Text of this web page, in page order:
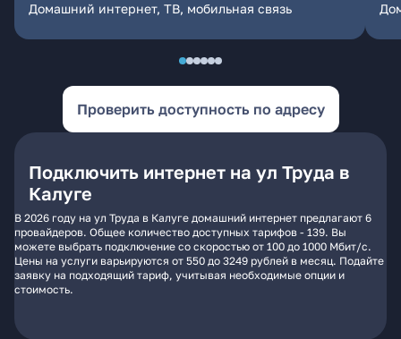
Домашний интернет, ТВ, мобильная связь
Проверить доступность по адресу
Подключить интернет на ул Труда в
Калуге
В 2026 году на ул Труда в Калуге домашний интернет предлагают 6
провайдеров. Общее количество доступных тарифов - 139. Вы
можете выбрать подключение со скоростью от 100 до 1000 Мбит/с.
Цены на услуги варьируются от 550 до 3249 рублей в месяц. Подайте
заявку на подходящий тариф, учитывая необходимые опции и
стоимость.